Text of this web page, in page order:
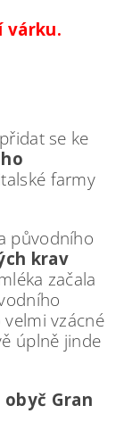
várku.
se ke
farmy
původního
krav
začala
velmi vzácné
úplně jinde
Gran